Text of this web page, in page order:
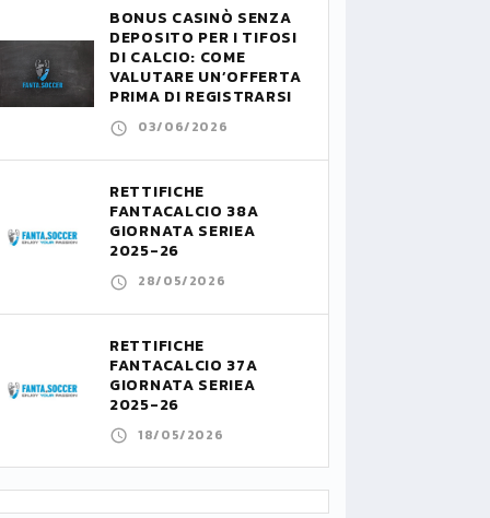
BONUS CASINÒ SENZA
DEPOSITO PER I TIFOSI
DI CALCIO: COME
VALUTARE UN’OFFERTA
PRIMA DI REGISTRARSI
03/06/2026
RETTIFICHE
FANTACALCIO 38A
GIORNATA SERIEA
2025-26
28/05/2026
RETTIFICHE
FANTACALCIO 37A
GIORNATA SERIEA
2025-26
18/05/2026